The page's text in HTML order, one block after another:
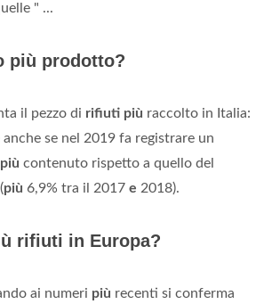
" ...
più prodotto?
il pezzo di rifiuti più raccolto in Italia:
se nel 2019 fa registrare un
più contenuto rispetto a quello del
più 6,9% tra il 2017 e 2018).
rifiuti in Europa?
ai numeri più recenti si conferma